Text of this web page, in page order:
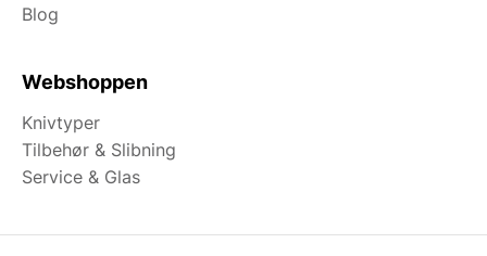
Blog
Webshoppen
Knivtyper
Tilbehør & Slibning
Service & Glas